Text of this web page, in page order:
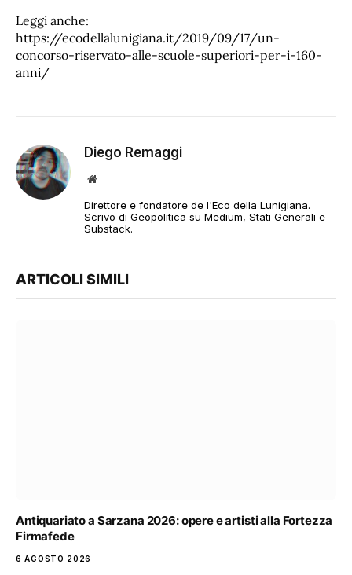
Leggi anche:
https://ecodellalunigiana.it/2019/09/17/un-
concorso-riservato-alle-scuole-superiori-per-i-160-
anni/
Diego Remaggi
Sito
Direttore e fondatore de l'Eco della Lunigiana.
Scrivo di Geopolitica su Medium, Stati Generali e
Substack.
ARTICOLI SIMILI
Antiquariato a Sarzana 2026: opere e artisti alla Fortezza
Firmafede
6 AGOSTO 2026